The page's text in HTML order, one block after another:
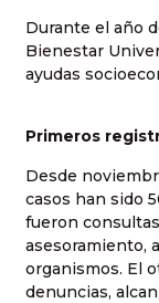
Durante el año
Bienestar
ayudas
Primeros
Desde
casos han sido
fueron
asesoramiento,
organismos. El
denuncias,